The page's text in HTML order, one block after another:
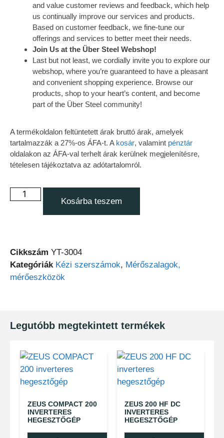
and value customer reviews and feedback, which help
us continually improve our services and products.
Based on customer feedback, we fine-tune our
offerings and services to better meet their needs.
Join Us at the Über Steel Webshop!
Last but not least, we cordially invite you to explore our
webshop, where you’re guaranteed to have a pleasant
and convenient shopping experience. Browse our
products, shop to your heart’s content, and become
part of the Über Steel community!
A termékoldalon feltüntetett árak bruttó árak, amelyek
tartalmazzák a 27%-os ÁFA-t. A kosár, valamint pénztár
oldalakon az ÁFA-val terhelt árak kerülnek megjelenítésre,
tételesen tájékoztatva az adótartalomról.
Kosárba teszem
Cikkszám YT-3004
Kategóriák Kézi szerszámok, Mérőszalagok,
mérőeszközök
Legutóbb megtekintett termékek
ZEUS COMPACT 200
INVERTERES
HEGESZTŐGÉP
ZEUS 200 HF DC
INVERTERES
HEGESZTŐGÉP